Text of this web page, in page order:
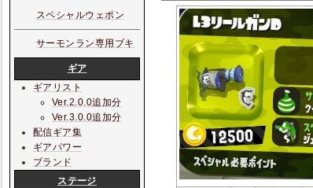
スペシャルウェポン
サーモンラン専用ブキ
ギア
ギアリスト
Ver.2.0.0追加分
Ver.3.0.0追加分
配信ギア集
ギアパワー
ブランド
ステージ